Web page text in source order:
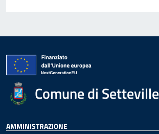
Comune di Setteville
AMMINISTRAZIONE